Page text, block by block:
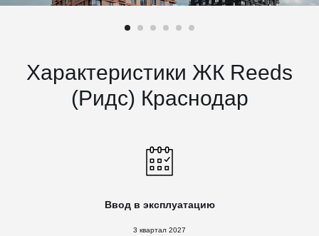
Характеристики ЖК Reeds
(Ридс) Краснодар
Ввод в эксплуатацию
3 квартал 2027